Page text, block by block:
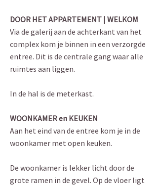
DOOR HET APPARTEMENT | WELKOM
Via de galerij aan de achterkant van het
complex kom je binnen in een verzorgde
entree. Dit is de centrale gang waar alle
ruimtes aan liggen.
In de hal is de meterkast.
WOONKAMER en KEUKEN
Aan het eind van de entree kom je in de
woonkamer met open keuken.
De woonkamer is lekker licht door de
grote ramen in de gevel. Op de vloer ligt